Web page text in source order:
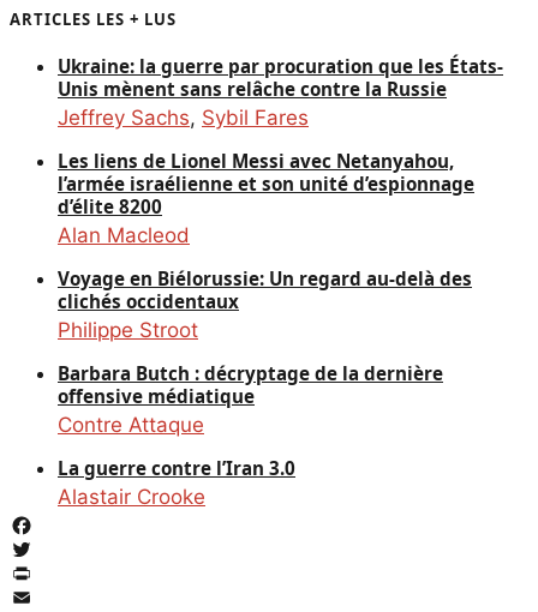
ARTICLES LES + LUS
Ukraine: la guerre par procuration que les États-
Unis mènent sans relâche contre la Russie
Jeffrey Sachs, Sybil Fares
Les liens de Lionel Messi avec Netanyahou,
l’armée israélienne et son unité d’espionnage
d’élite 8200
Alan Macleod
Voyage en Biélorussie: Un regard au-delà des
clichés occidentaux
Philippe Stroot
Barbara Butch : décryptage de la dernière
offensive médiatique
Contre Attaque
La guerre contre l’Iran 3.0
Alastair Crooke
Facebook
Twitter
PrintFriendly